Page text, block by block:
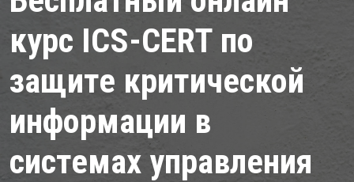
курс ICS-CERT по
защите критической
информации в
системах управления